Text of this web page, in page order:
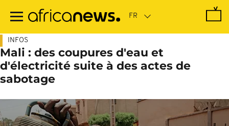
contenu
INFOS
Mali : des coupures d'eau et
d'électricité suite à des actes de
sabotage